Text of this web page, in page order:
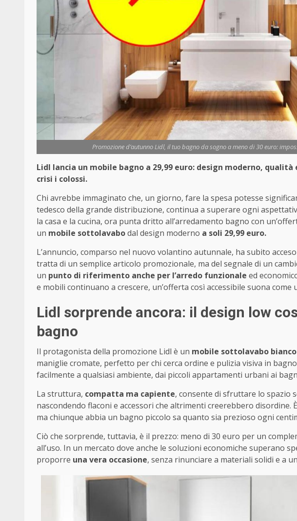
Promozione d’autunno Lidl, il tuo bagno da sogno a meno di 30 euro:
Lidl lancia un mobile bagno a 29,99 euro: design moderno,
crisi i colossi.
Chi avrebbe immaginato che, un giorno, fare la spesa potesse
tedesco della grande distribuzione, continua a superare ogni
la casa e la cucina, ora punta dritto all’arredamento bagno con
un mobile sottolavabodal design moderno a soli 29,99 euro.
L’annuncio, comparso nel nuovo volantino autunnale, ha subito
tratta di un semplice articolo promozionale, ma del segnale di un
un punto di riferimento anche per l’arredo funzionale ed
e mobili continuano a crescere, un’offerta così accessibile suona come
Lidl sorprende ancora: il design low
bagno
Il protagonista della promozione Lidl è un mobile sottolavabo
maniglie cromate, perfetto per chi cerca ordine e pulizia visiva in
facilmente a qualsiasi ambiente, dai piccoli appartamenti urbani ai
La struttura, compatta ma capiente, consente di sfruttare lo spazio
nascondendo flaconi e accessori che altrimenti creerebbero
ma chiunque abbia un bagno piccolo sa quanto sia prezioso ogni
Ciò che sorprende, tuttavia, è il prezzo: meno di 30 euro per un
all’uso. In un mercato dove anche le soluzioni economiche superano
proporre una vera occasione, senza rinunciare a materiali solidi e a